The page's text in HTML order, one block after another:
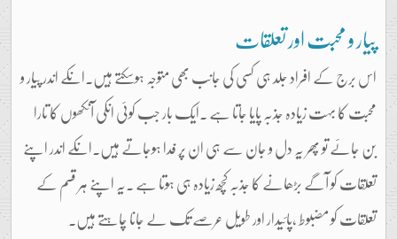
پیار و محبت اور تعلقات
اس برج کے افراد جلد ہی کسی کی جانب بھی متوجہ ہوسکتے ہیں۔انکے اندر پیار و
محبت کا بہت زیادہ جذبہ پایا جاتا ہے ۔ایک بار جب کوئی انکی آنکھوں کا تارا
بن جائے تو پھر یہ دل و جان سے ہی ان پر فدا ہوجاتے ہیں۔انکے اندر اپنے
تعلقات کو آگے بڑھانے کا جذبہ کچھ زیادہ ہی ہوتا ہے ۔یہ اپنے ہر قسم کے
تعلقات کو مضبوط ،پائیدار اور طویل عرصے تک لے جانا چاہتے ہیں۔